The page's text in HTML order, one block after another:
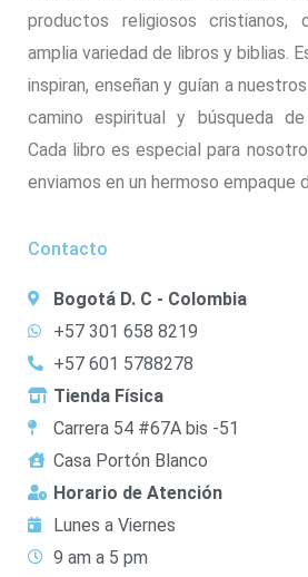
productos religiosos cristianos,
amplia variedad de libros y biblias.
inspiran, enseñan y guían a
camino espiritual y búsqueda de
Cada libro es especial para
enviamos en un hermoso empaque
Contacto
Bogotá D. C - Colombia
+57 301 658 8219
+57 601 5788278
Tienda Física
Carrera 54 #67A bis -51
Casa Portón Blanco
Horario de Atención
Lunes a Viernes
9 am a 5 pm